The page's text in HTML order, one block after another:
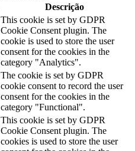
Descrição
This cookie is set by GDPR
Cookie Consent plugin. The
cookie is used to store the user
consent for the cookies in the
category "Analytics".
The cookie is set by GDPR
cookie consent to record the user
consent for the cookies in the
category "Functional".
This cookie is set by GDPR
Cookie Consent plugin. The
cookies is used to store the user